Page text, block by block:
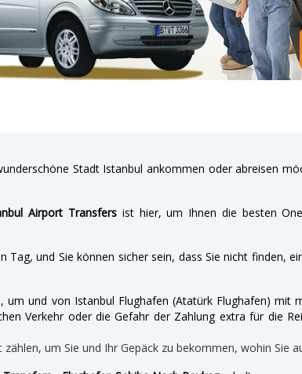
Stadt Istanbul ankommen oder abreisen
Airport Transfersist hier, um Ihnen die besten
und Sie können sicher sein, dass Sie nicht finden,
und von Istanbul Flughafen (Atatürk Flughafen) mit
Verkehr oder die Gefahr der Zahlung extra für die
um Sie und Ihr Gepäck zu bekommen, wohin Sie